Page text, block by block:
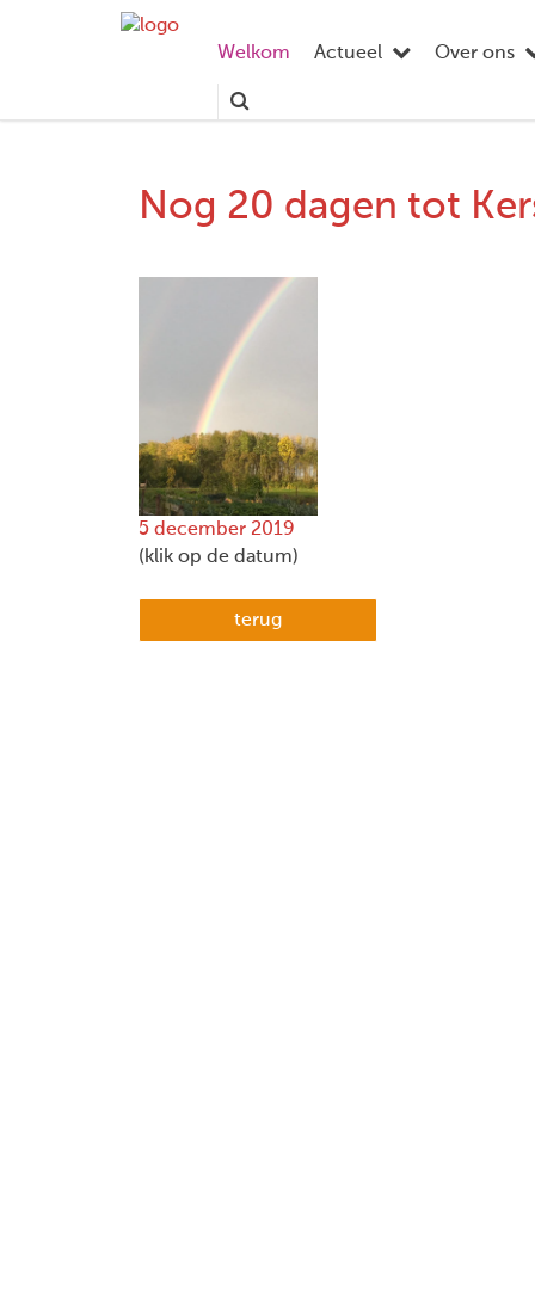
Welkom Actueel Over ons
Nog 20 dagen tot
5 december 2019
(klik op de datum)
terug